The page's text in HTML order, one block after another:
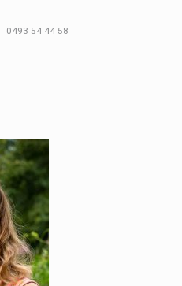
0493 54 44 58